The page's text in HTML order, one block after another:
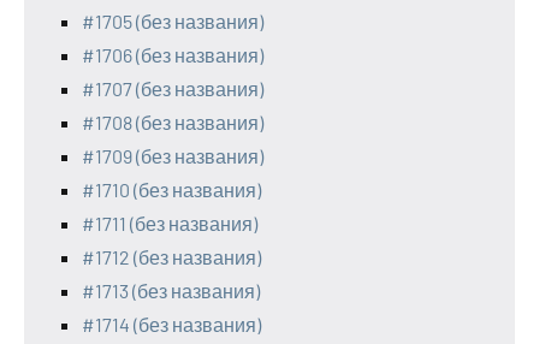
#1705 (без названия)
#1706 (без названия)
#1707 (без названия)
#1708 (без названия)
#1709 (без названия)
#1710 (без названия)
#1711 (без названия)
#1712 (без названия)
#1713 (без названия)
#1714 (без названия)